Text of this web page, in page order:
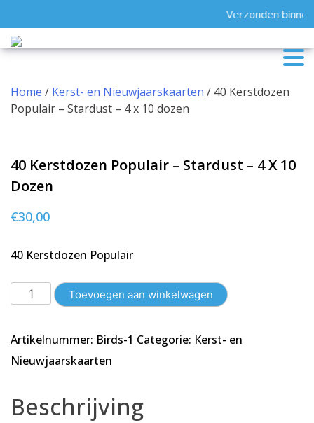
to
content
Verzonden binnen
Home / Kerst- en Nieuwjaarskaarten / 40 Kerstdozen
Populair – Stardust – 4 x 10 dozen
40 Kerstdozen Populair – Stardust – 4 X 10
Dozen
€30,00
40 Kerstdozen Populair
Kerstdozen
-
Stardust
x
Toevoegen aan winkelwagen
Artikelnummer: Birds-1 Categorie: Kerst- en
Nieuwjaarskaarten
Beschrijving